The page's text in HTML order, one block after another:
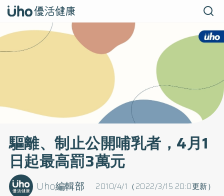
驅離、制止公開哺乳者，4月1
日起最高罰3萬元
2010/4/1（2022/3/15 20:0更新）
Uho編輯部